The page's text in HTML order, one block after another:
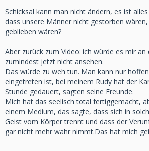
Schicksal kann man nicht ändern, es ist
dass unsere Männer nicht gestorben
geblieben wären?
Aber zurück zum Video: ich würde es mir an
zumindest jetzt nicht ansehen.
Das würde zu weh tun. Man kann nur
eingetreten ist, bei meinem Rudy hat der
Stunde gedauert, sagten seine Freunde.
Mich hat das seelisch total fertiggemacht,
einem Medium, das sagte, dass sich in
Geist vom Körper trennt und dass der
gar nicht mehr wahr nimmt.Das hat mich